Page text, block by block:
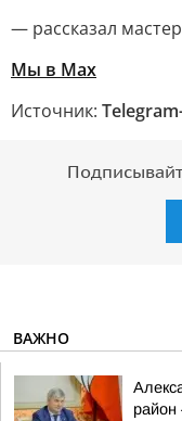
— рассказал
Мы в Мах
Источник:
ВАЖНО
район